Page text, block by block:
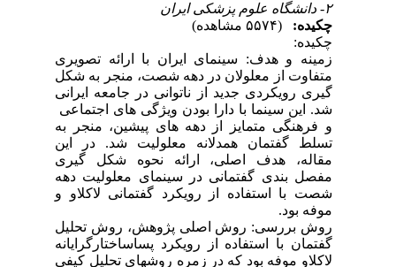
۲- دانشگاه علوم پزشکی ایران
چکیده:
چکیده:
زمینه و هدف: سینمای ایران با ارائه تصویری
متفاوت از معلولان در دهه شصت، منجر به شکل
گیری رویکردی جدید از ناتوانی در جامعه ایرانی
شد. این سینما با دارا بودن ویژگی های اجتماعی
و فرهنگی متمایز از دهه های پیشین، منجر به
تسلط گفتمان همدلانه معلولیت شد. در این
مقاله، هدف اصلی، ارائه نحوه شکل گیری
مفصل بندی گفتمانی در سینمای معلولیت دهه
شصت با استفاده از رویکرد گفتمانی لاکلاو و
موفه بود.
روش بررسی: روش اصلی پژوهش، روش تحلیل
گفتمان با استفاده از رویکرد پساساختارگرایانه
لاکلاو موفه بود که در زمره روش­های تحلیل کیفی